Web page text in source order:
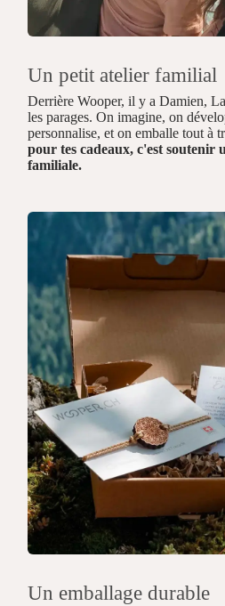
Un petit atelier familial
Derrière Wooper, il y a Damien,
les parages. On imagine, on
personnalise, et on emballe tout à
pour tes cadeaux, c'est soutenir
familiale.
Un emballage durable